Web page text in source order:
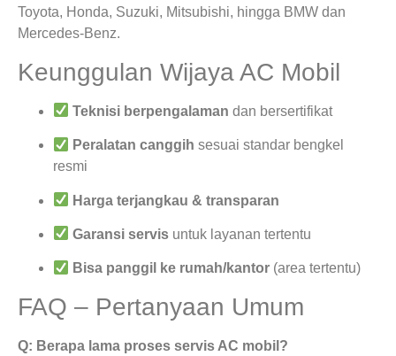
Toyota, Honda, Suzuki, Mitsubishi, hingga BMW dan
Mercedes-Benz.
Keunggulan Wijaya AC Mobil
Teknisi berpengalaman dan bersertifikat
Peralatan canggih sesuai standar bengkel
resmi
Harga terjangkau & transparan
Garansi servis untuk layanan tertentu
Bisa panggil ke rumah/kantor (area tertentu)
FAQ – Pertanyaan Umum
Q: Berapa lama proses servis AC mobil?